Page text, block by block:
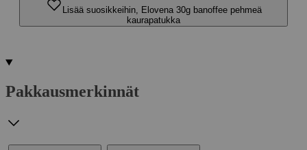
Lisää suosikkeihin, Elovena 30g banoffee pehmeä
kaurapatukka
Pakkausmerkinnät